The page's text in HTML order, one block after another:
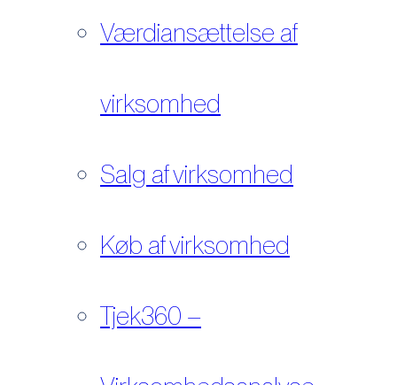
Værdiansættelse af
virksomhed
Salg af virksomhed
Køb af virksomhed
Tjek360 –